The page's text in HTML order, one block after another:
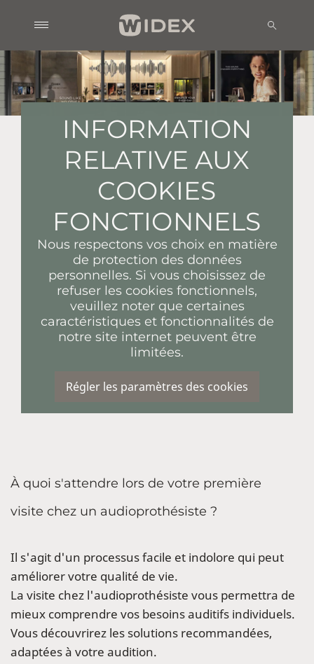
INFORMATION
RELATIVE AUX
COOKIES
FONCTIONNELS
Nous respectons vos choix en matière
de protection des données
personnelles. Si vous choisissez de
refuser les cookies fonctionnels,
veuillez noter que certaines
caractéristiques et fonctionnalités de
notre site internet peuvent être
limitées.
Régler les paramètres des cookies
À quoi s'attendre lors de votre première
visite chez un audioprothésiste ?
Il s'agit d'un processus facile et indolore qui peut
améliorer votre qualité de vie.
La visite chez l'audioprothésiste vous permettra de
mieux comprendre vos besoins auditifs individuels.
Vous découvrirez les solutions recommandées,
adaptées à votre audition.